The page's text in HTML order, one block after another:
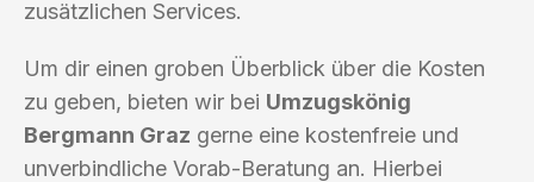
zusätzlichen Services.
Um dir einen groben Überblick über die Kosten
zu geben, bieten wir bei Umzugskönig
Bergmann Graz gerne eine kostenfreie und
unverbindliche Vorab-Beratung an. Hierbei